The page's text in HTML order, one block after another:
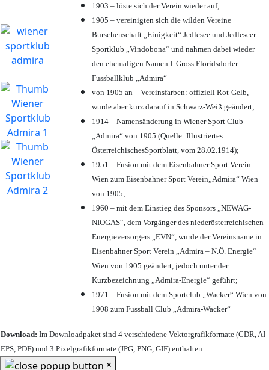
1903 – löste sich der Verein wieder auf;
1905 – vereinigten sich die wilden Vereine
Burschenschaft „Einigkeit“ Jedlesee und Jedleseer
Sportklub „Vindobona“ und nahmen dabei wieder
den ehemaligen Namen I. Gross Floridsdorfer
Fussballklub „Admira“
von 1905 an – Vereinsfarben: offiziell Rot-Gelb,
wurde aber kurz darauf in Schwarz-Weiß geändert;
1914 – Namensänderung in Wiener Sport Club
„Admira“ von 1905 (Quelle: Illustriertes
ÖsterreichischesSportblatt, vom 28.02.1914);
1951 – Fusion mit dem Eisenbahner Sport Verein
Wien zum Eisenbahner Sport Verein„Admira“ Wien
von 1905;
1960 – mit dem Einstieg des Sponsors „NEWAG-
NIOGAS“, dem Vorgänger des niederösterreichischen
Energieversorgers „EVN“, wurde der Vereinsname in
Eisenbahner Sport Verein „Admira – N.Ö. Energie“
Wien von 1905 geändert, jedoch unter der
Kurzbezeichnung „Admira-Energie“ geführt;
1971 – Fusion mit dem Sportclub „Wacker“ Wien von
1908 zum Fussball Club „Admira-Wacker“
Download: Im Downloadpaket sind 4 verschiedene Vektorgrafikformate (CDR, AI
EPS, PDF) und 3 Pixelgrafikformate (JPG, PNG, GIF) enthalten.
×